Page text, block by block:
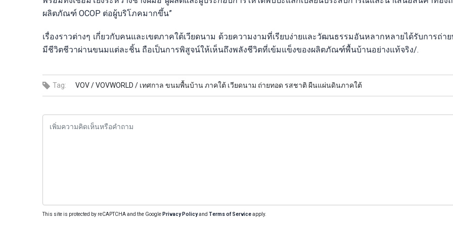
ผลิตภัณฑ์ OCOP ต่อผู้บริโภคมากขึ้น”
เรื่องราวต่างๆ เกี่ยวกับคนและเขตภาคใต้เวียดนาม ด้วยความงามที่เรียบง่ายและวัฒนธรรมอันหลากหลายได้รับการถ่า
มีชีวิตชีวาผ่านขนมแต่ละชิ้น ถือเป็นการพิสูจน์ให้เห็นถึงพลังชีวิตที่เข้มแข็งของผลิตภัณฑ์พื้นบ้านอย่างแท้จริง/.
Tag: VOV /VOVWORLD / เทศกาล ขนมพื้นบ้าน ภาคใต้ เวียดนาม ถ่ายทอด รสชาติ ผืนแผ่นดินภาคใต้
This site is protected by reCAPTCHA and the Google Privacy Policyand Terms of Serviceapply.